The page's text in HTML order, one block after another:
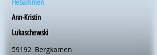
Hebammen
Ann-Kristin
Lukaschewski
59192 Bergkamen